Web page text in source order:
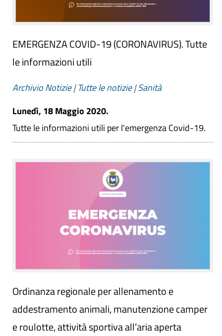
EMERGENZA COVID-19 (CORONAVIRUS). Tutte
le informazioni utili
Archivio Notizie|Tutte le notizie|Sanità
Lunedì, 18 Maggio 2020.
Tutte le informazioni utili per l'emergenza Covid-19.
Ordinanza regionale per allenamento e
addestramento animali, manutenzione camper
e roulotte, attività sportiva all’aria aperta